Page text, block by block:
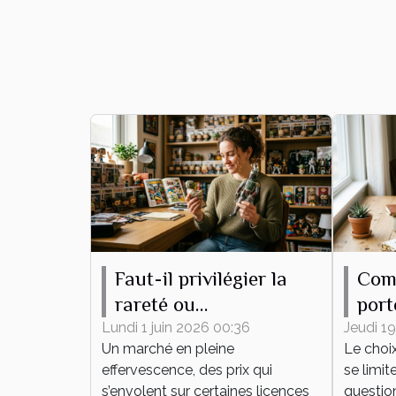
Faut-il privilégier la
rareté ou
l’attachement
émotionnel pour sa
collection de figurines
Lundi 1 juin 2026 00:36
Un marché en pleine
effervescence, des prix qui
s’envolent sur certaines licences
Jeudi
Le
se